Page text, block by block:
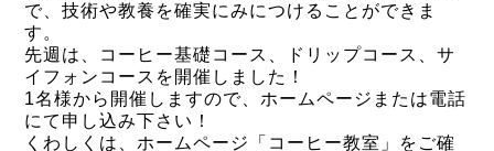
で、技術や教養を確実にみにつけることができま
す。
先週は、コーヒー基礎コース、ドリップコース、サ
イフォンコースを開催しました！
1名様から開催しますので、ホームページまたは電話
にて申し込み下さい！
くわしくは、ホームページ「コーヒー教室」をご確